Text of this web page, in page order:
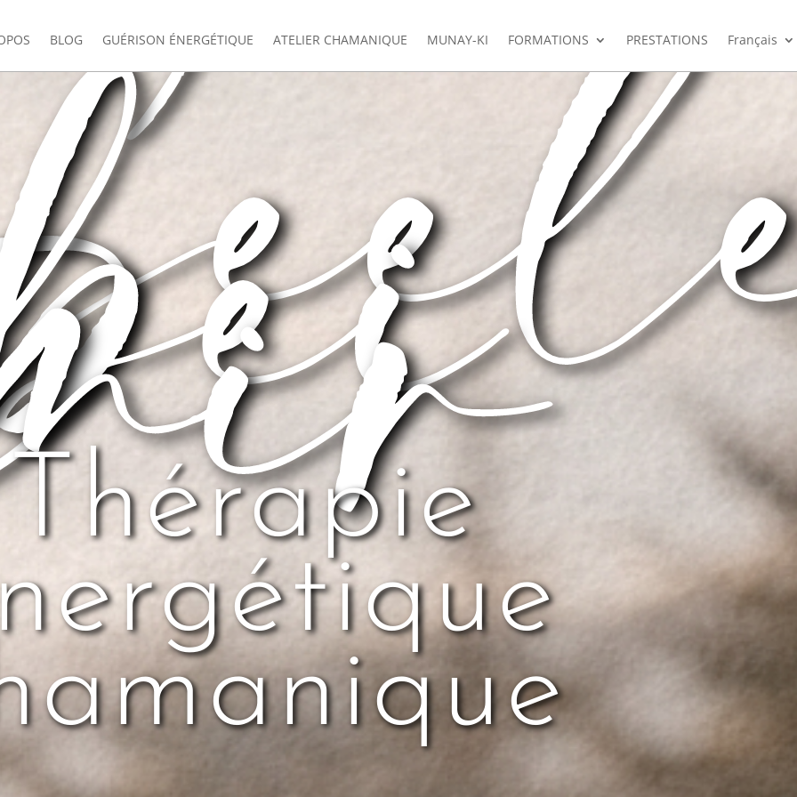
BLOG GUÉRISON ÉNERGÉTIQUE ATELIER CHAMANIQUE MUNAY-KI FORMATIONS PRESTATIONS Français
Thérapie